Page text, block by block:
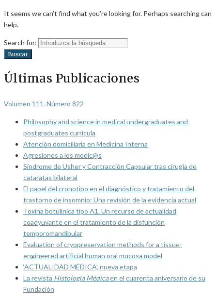
It seems we can’t find what you’re looking for. Perhaps searching can
help.
Search for:
Buscar
Últimas Publicaciones
Volumen 111. Número 822
Philosophy and science in medical undergraduates and
postgraduates curricula
Atención domiciliaria en Medicina Interna
Agresiones a los medic@s
Síndrome de Usher y Contracción Capsular tras cirugía de
cataratas bilateral
El papel del cronotipo en el diagnóstico y tratamiento del
trastorno de insomnio: Una revisión de la evidencia actual
Toxina botulínica tipo A1. Un recurso de actualidad
coadyuvante en el tratamiento de la disfunción
temporomandibular
Evaluation of cryopreservation methods for a tissue-
engineered artificial human oral mucosa model
‘ACTUALIDAD MÉDICA’, nueva etapa
La revista Histología Médicaen el cuarenta aniversario de su
Fundación